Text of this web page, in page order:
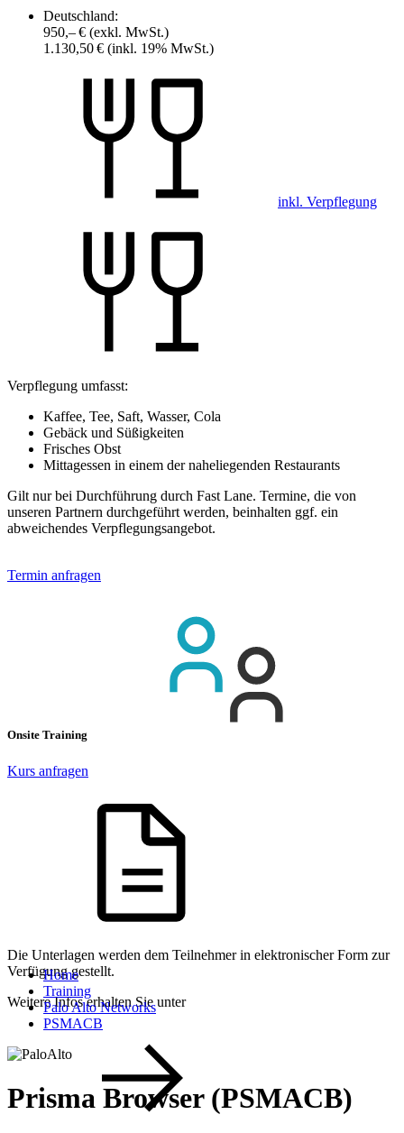
Deutschland:
950,– € (exkl. MwSt.)
1.130,50 € (inkl. 19% MwSt.)
inkl. Verpflegung
Verpflegung umfasst:
Kaffee, Tee, Saft, Wasser, Cola
Gebäck und Süßigkeiten
Frisches Obst
Mittagessen in einem der naheliegenden Restaurants
Gilt nur bei Durchführung durch Fast Lane. Termine, die von
unseren Partnern durchgeführt werden, beinhalten ggf. ein
abweichendes Verpflegungsangebot.
Termin anfragen
Onsite Training
Kurs anfragen
Die Unterlagen werden dem Teilnehmer in elektronischer Form zur
Verfügung gestellt.
Weitere Infos erhalten Sie unter
Home
Training
Palo Alto Networks
PSMACB
Prisma Browser (PSMACB)